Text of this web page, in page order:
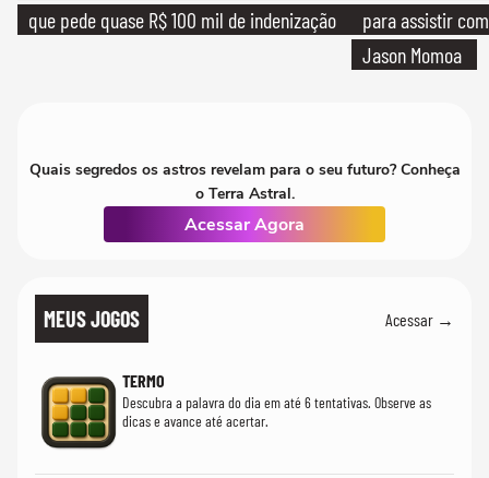
que pede quase R$ 100 mil de indenização
para assistir
Jason Momoa
Quais segredos os astros revelam para o seu futuro? Conheça
o Terra Astral.
Acessar Agora
MEUS JOGOS Acessar →
TERMO
Descubra a palavra do dia em até 6 tentativas. Observe as
dicas e avance até acertar.